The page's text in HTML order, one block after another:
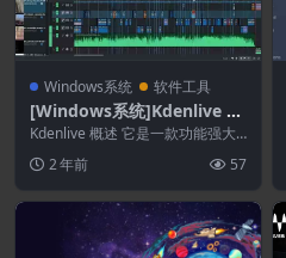
Windows系统 软件工具
[Windows系统]Kdenlive 2
4.02.0
Kdenlive 概述 它是一款功能强大
余视频编辑...
2 年前 57